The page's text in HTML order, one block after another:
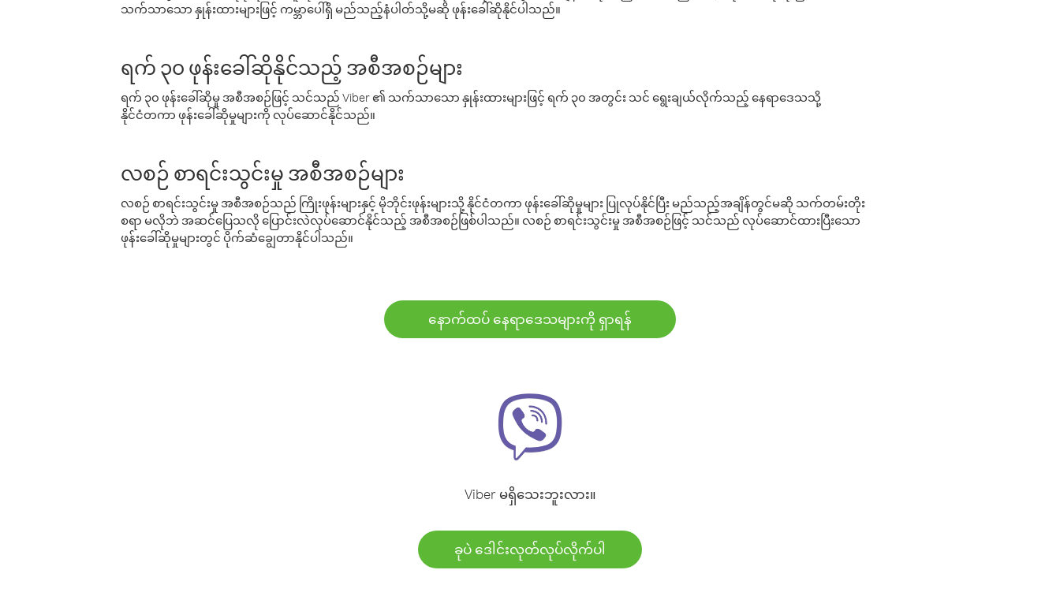
သက်သာသော နှုန်းထားများဖြင့် ကမ္ဘာပေါ်ရှိ မည်သည့်နံပါတ်သို့မဆို ဖုန်းခေါ်ဆိုနိုင်ပါသည်။
ရက် ၃၀ ဖုန်းခေါ်ဆိုနိုင်သည့် အစီအစဉ်များ
ရက် ၃၀ ဖုန်းခေါ်ဆိုမှု အစီအစဉ်ဖြင့် သင်သည် Viber ၏ သက်သာသော နှုန်းထားများဖြင့် ရက် ၃၀ အတွင်း သင် ရွေးချယ်လိုက်သည့် နေရာဒေသသို့
နိုင်ငံတကာ ဖုန်းခေါ်ဆိုမှုများကို လုပ်ဆောင်နိုင်သည်။
လစဉ် စာရင်းသွင်းမှု အစီအစဉ်များ
လစဉ် စာရင်းသွင်းမှု အစီအစဉ်သည် ကြိုးဖုန်းများနှင့် မိုဘိုင်းဖုန်းများသို့ နိုင်ငံတကာ ဖုန်းခေါ်ဆိုမှုများ ပြုလုပ်နိုင်ပြီး မည်သည့်အချိန်တွင်မဆို သက်တမ်းတိုး
စရာ မလိုဘဲ အဆင်ပြေသလို ပြောင်းလဲလုပ်ဆောင်နိုင်သည့် အစီအစဉ်ဖြစ်ပါသည်။ လစဉ် စာရင်းသွင်းမှု အစီအစဉ်ဖြင့် သင်သည် လုပ်ဆောင်ထားပြီးသော
ဖုန်းခေါ်ဆိုမှုများတွင် ပိုက်ဆံချွေတာနိုင်ပါသည်။
နောက်ထပ် နေရာဒေသများကို ရှာရန်
Viber မရှိသေးဘူးလား။
ခုပဲ ဒေါင်းလုတ်လုပ်လိုက်ပါ